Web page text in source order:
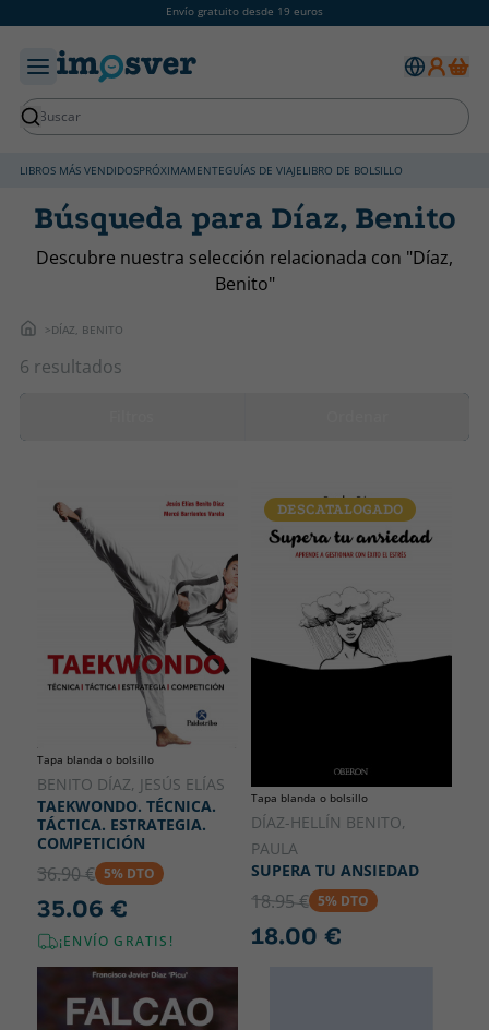
Envío gratuito desde 19 euros
LIBROS MÁS VENDIDOSPRÓXIMAMENTEGUÍAS DE VIAJELIBRO DE BOLSILLO
Búsqueda para Díaz, Benito
Descubre nuestra selección relacionada con "Díaz,
Benito"
DÍAZ, BENITO
6 resultados
Tapa blanda o bolsillo
BENITO DÍAZ, JESÚS ELÍAS
TAEKWONDO. TÉCNICA.
TÁCTICA. ESTRATEGIA.
COMPETICIÓN
36.90 € 5% DTO
35.06 €
¡ENVÍO GRATIS!
DESCATALOGADO
Tapa blanda o bolsillo
DÍAZ-HELLÍN BENITO,
PAULA
SUPERA TU ANSIEDAD
18.95 € 5% DTO
18.00 €